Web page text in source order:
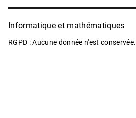
Informatique et mathématiques
RGPD : Aucune donnée n'est conservée.